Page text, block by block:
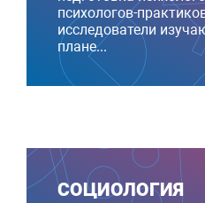
психологов-
исследователи
плане...
СОЦИОЛОГИЯ